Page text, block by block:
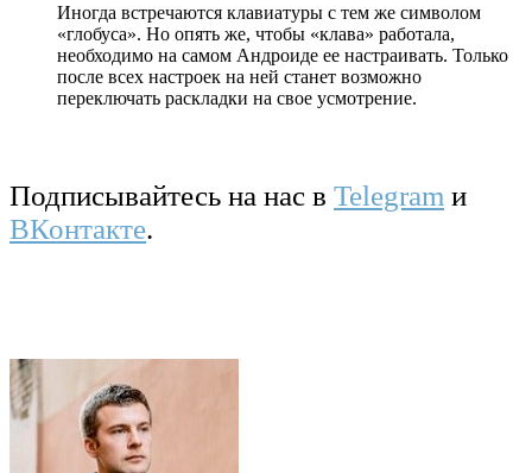
Иногда встречаются клавиатуры с тем же символом
«глобуса». Но опять же, чтобы «клава» работала,
необходимо на самом Андроиде ее настраивать. Только
после всех настроек на ней станет возможно
переключать раскладки на свое усмотрение.
Подписывайтесь на нас в Telegram и
ВКонтакте.